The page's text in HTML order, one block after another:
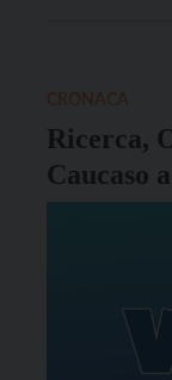
Ricerca,
Caucaso